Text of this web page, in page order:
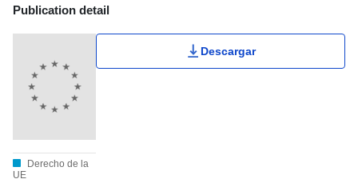
Publication Detail Actions Portlet
Publication detail
Derecho de la
UE
Descargar